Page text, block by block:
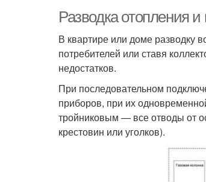
Разводка отопления
В квартире или доме разводку
потребителей или ставя
недостатков.
При последовательном
приборов, при их
тройниковым — все отводы от
крестовин или уголков).